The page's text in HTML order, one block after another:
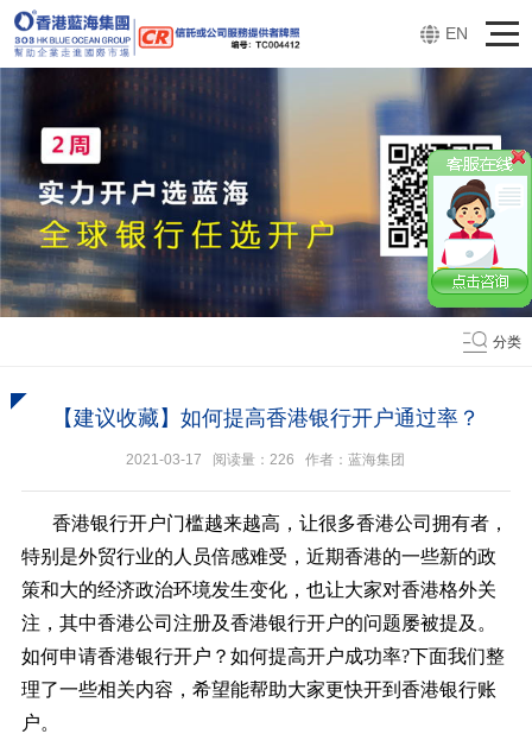
EN
分类
【建议收藏】如何提高香港银行开户通过率？
2021-03-17 阅读量：226 作者：蓝海集团
香港银行开户门槛越来越高，让很多香港公司拥有者，
特别是外贸行业的人员倍感难受，近期香港的一些新的政
策和大的经济政治环境发生变化，也让大家对香港格外关
注，其中香港公司注册及香港银行开户的问题屡被提及。
如何申请香港银行开户？如何提高开户成功率?下面我们整
理了一些相关内容，希望能帮助大家更快开到香港银行账
户。